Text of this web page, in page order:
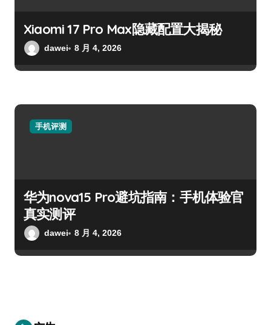
Xiaomi 17 Pro Max隐藏配置大揭秘
dawei 8 月 4, 2026
手机评测
华为nova15 Pro避坑指南：手机体验官
真实测评
dawei 8 月 4, 2026